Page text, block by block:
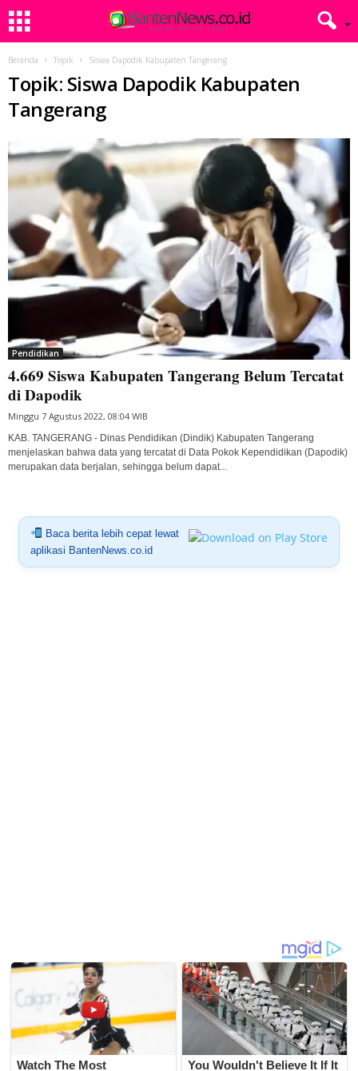
Beranda Topik Siswa Dapodik Kabupaten Tangerang
Topik: Siswa Dapodik Kabupaten
Tangerang
Pendidikan
4.669 Siswa Kabupaten Tangerang Belum Tercatat
di Dapodik
Minggu 7 Agustus 2022, 08:04 WIB
KAB. TANGERANG - Dinas Pendidikan (Dindik) Kabupaten Tangerang
menjelaskan bahwa data yang tercatat di Data Pokok Kependidikan (Dapodik)
merupakan data berjalan, sehingga belum dapat...
Baca berita lebih cepat lewat
aplikasi BantenNews.co.id